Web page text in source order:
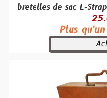
bretelles de sac L-
Plus